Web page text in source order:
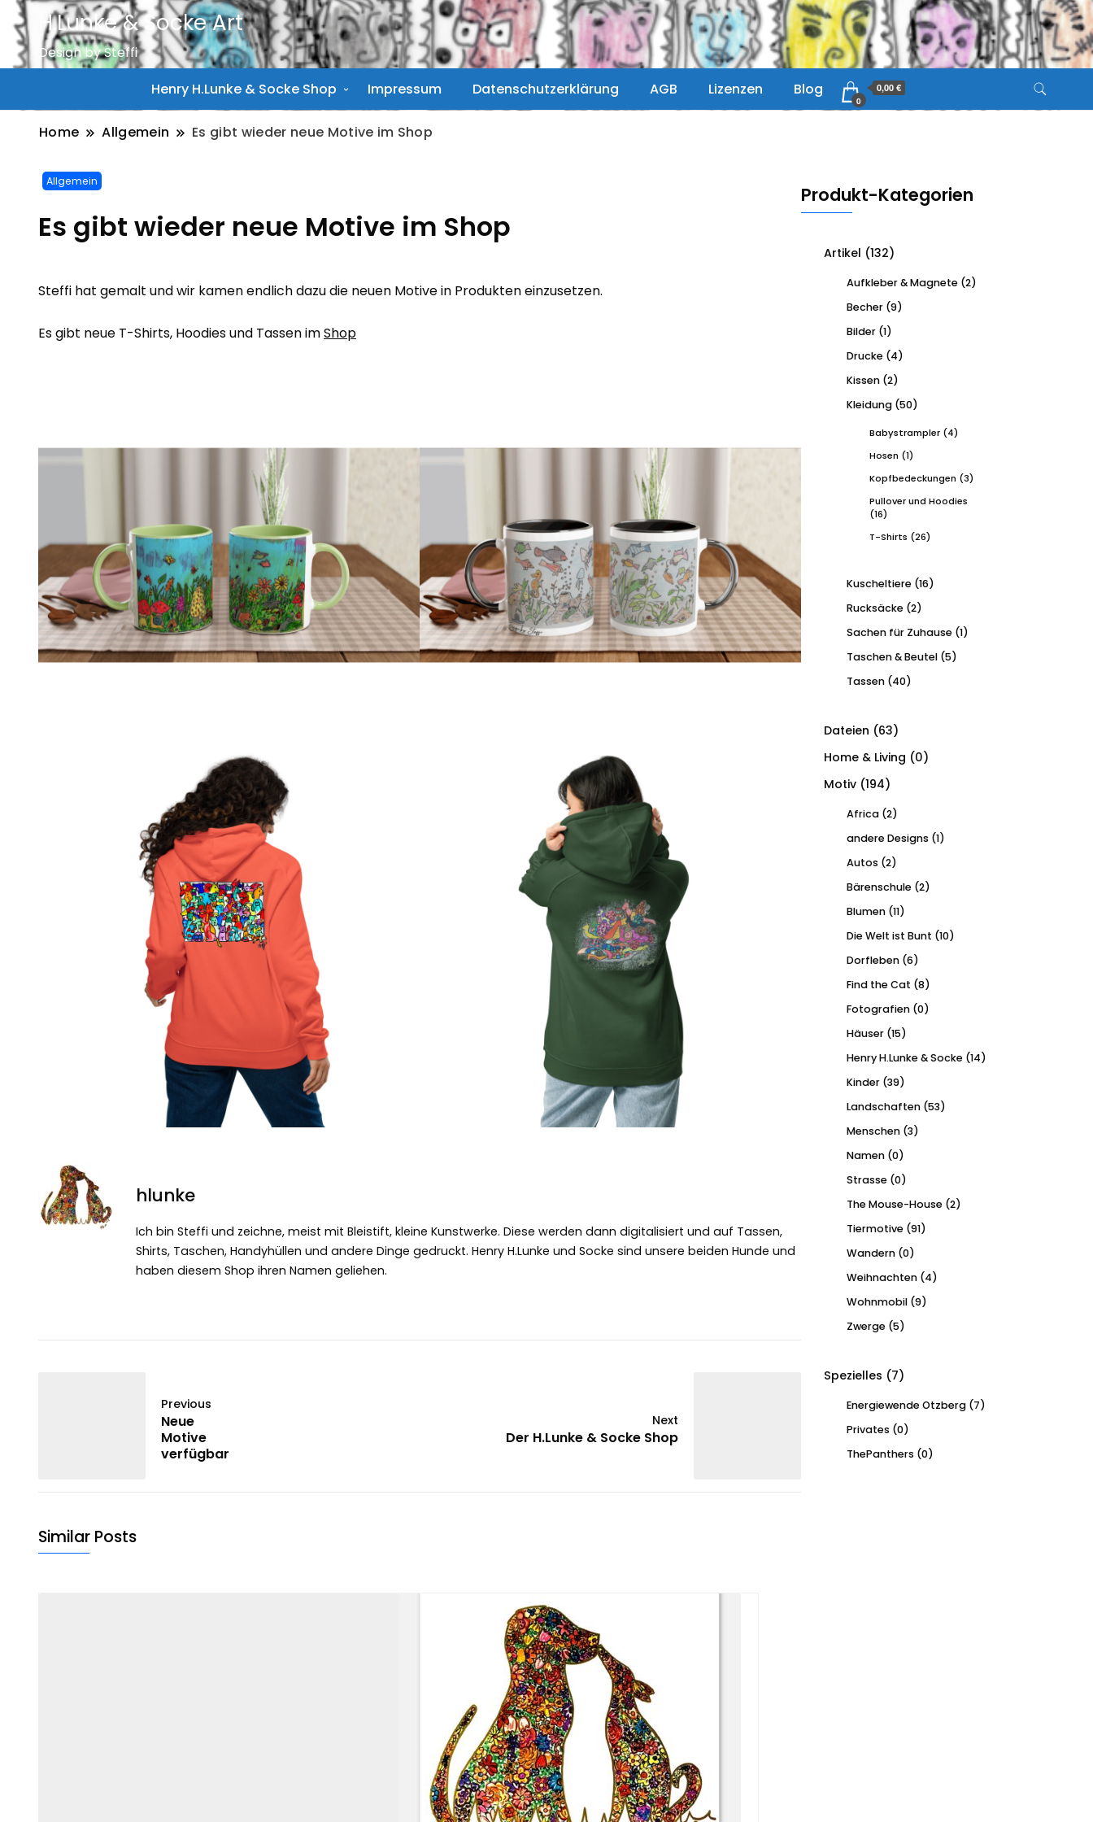
H.Lunke & Socke Art
Design by Steffi
Henry H.Lunke & Socke Shop
Impressum Datenschutzerklärung AGB Lizenzen Blog
0
0,00 €
Home Allgemein Es gibt wieder neue Motive im Shop
Allgemein
Es gibt wieder neue Motive im Shop
Steffi hat gemalt und wir kamen endlich dazu die neuen Motive in Produkten einzusetzen.
Es gibt neue T-Shirts, Hoodies und Tassen imShop
hlunke
Ich bin Steffi und zeichne, meist mit Bleistift, kleine Kunstwerke. Diese werden dann digitalisiert und auf Tassen,
Shirts, Taschen, Handyhüllen und andere Dinge gedruckt. Henry H.Lunke und Socke sind unsere beiden Hunde und
haben diesem Shop ihren Namen geliehen.
Previous
Neue
Motive
verfügbar
Next
Der H.Lunke & Socke Shop
Similar Posts
Produkt-Kategorien
Artikel (132)
Aufkleber & Magnete (2)
Becher (9)
Bilder (1)
Drucke (4)
Kissen (2)
Kleidung (50)
Babystrampler (4)
Hosen (1)
Kopfbedeckungen (3)
Pullover und Hoodies
(16)
T-Shirts (26)
Kuscheltiere (16)
Rucksäcke (2)
Sachen für Zuhause (1)
Taschen & Beutel (5)
Tassen (40)
Dateien (63)
Home & Living (0)
Motiv (194)
Africa (2)
andere Designs (1)
Autos (2)
Bärenschule (2)
Blumen (11)
Die Welt ist Bunt (10)
Dorfleben (6)
Find the Cat (8)
Fotografien (0)
Häuser (15)
Henry H.Lunke & Socke (14)
Kinder (39)
Landschaften (53)
Menschen (3)
Namen (0)
Strasse (0)
The Mouse-House (2)
Tiermotive (91)
Wandern (0)
Weihnachten (4)
Wohnmobil (9)
Zwerge (5)
Spezielles (7)
Energiewende Otzberg (7)
Privates (0)
ThePanthers (0)